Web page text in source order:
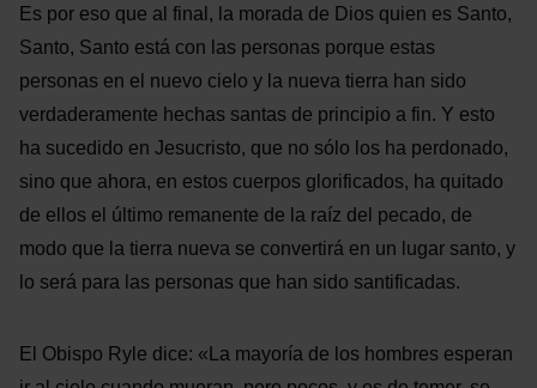
Es por eso que al final, la morada de Dios quien es Santo,
Santo, Santo está con las personas porque estas
personas en el nuevo cielo y la nueva tierra han sido
verdaderamente hechas santas de principio a fin. Y esto
ha sucedido en Jesucristo, que no sólo los ha perdonado,
sino que ahora, en estos cuerpos glorificados, ha quitado
de ellos el último remanente de la raíz del pecado, de
modo que la tierra nueva se convertirá en un lugar santo, y
lo será para las personas que han sido santificadas.
El Obispo Ryle dice: «La mayoría de los hombres esperan